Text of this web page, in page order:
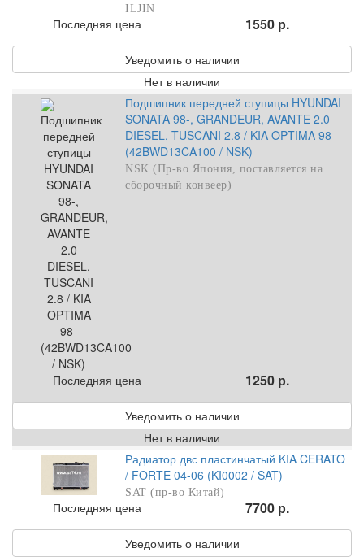
ILJIN
Последняя цена 1550 р.
Уведомить о наличии
Нет в наличии
Подшипник передней ступицы HYUNDAI
SONATA 98-, GRANDEUR, AVANTE 2.0
DIESEL, TUSCANI 2.8 / KIA OPTIMA 98-
(42BWD13CA100 / NSK)
NSK (Пр-во Япония, поставляется на
сборочный конвеер)
Последняя цена 1250 р.
Уведомить о наличии
Нет в наличии
Радиатор двс пластинчатый KIA CERATO
/ FORTE 04-06 (KI0002 / SAT)
SAT (пр-во Китай)
Последняя цена 7700 р.
Уведомить о наличии